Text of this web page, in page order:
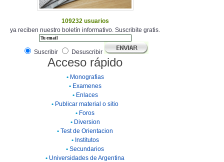
109232 usuarios
ya reciben nuestro boletín informativo. Suscribite gratis.
Suscribir Desuscribir
Acceso rápido
• Monografias
• Examenes
• Enlaces
• Publicar material o sitio
• Foros
• Diversion
• Test de Orientacion
• Institutos
• Secundarios
• Universidades de Argentina